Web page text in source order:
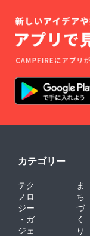
カテゴリー
テク
ノロ
ジー
・ガ
ジェ
ま
ち
づ
く
り